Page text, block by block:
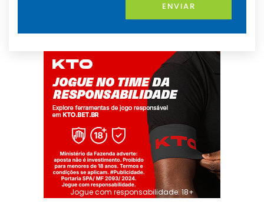
ENVIAR
Jogue com responsabilidade. 18+